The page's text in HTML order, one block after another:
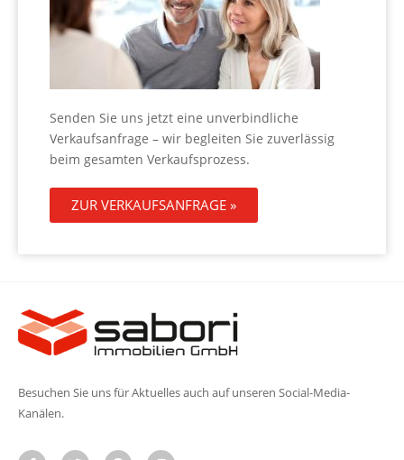
Senden Sie uns jetzt eine unverbindliche
Verkaufsanfrage – wir begleiten Sie zuverlässig
beim gesamten Verkaufsprozess.
ZUR VERKAUFSANFRAGE »
Besuchen Sie uns für Aktuelles auch auf unseren Social-Media-
Kanälen.